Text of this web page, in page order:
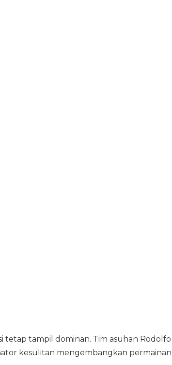
tetap tampil dominan. Tim asuhan Rodolfo
kesulitan mengembangkan permainan